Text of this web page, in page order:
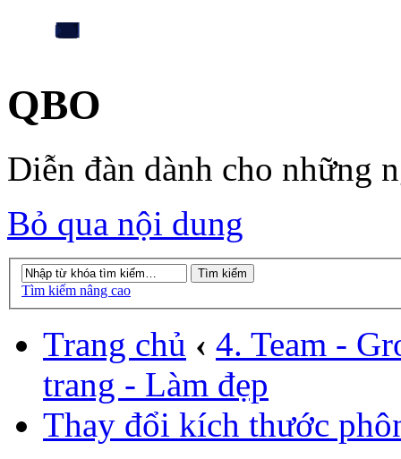
QBO
Diễn đàn dành cho những
Bỏ qua nội dung
Tìm kiếm nâng cao
Trang chủ ‹ 4. Team -
trang - Làm đẹp
Thay đổi kích thước